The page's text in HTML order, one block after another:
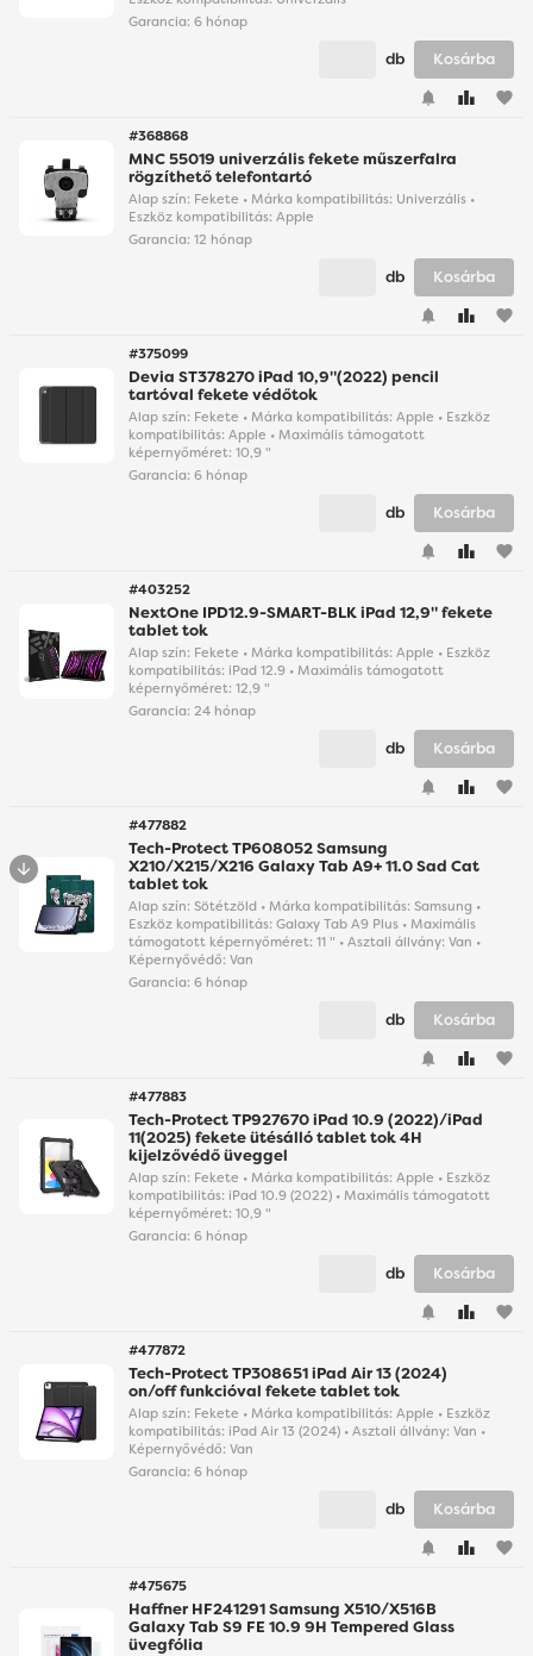
Garancia: 6 hónap
favorite
db Kosárba
#368868
MNC 55019 univerzális fekete műszerfalra
rögzíthető telefontartó
Alap szín: Fekete • Márka kompatibilitás: Univerzális •
Eszköz kompatibilitás: Apple
Garancia: 12 hónap
favorite
db Kosárba
#375099
Devia ST378270 iPad 10,9"(2022) pencil
tartóval fekete védőtok
Alap szín: Fekete • Márka kompatibilitás: Apple • Eszköz
kompatibilitás: Apple • Maximális támogatott
képernyőméret: 10,9 "
Garancia: 6 hónap
favorite
db Kosárba
#403252
NextOne IPD12.9-SMART-BLK iPad 12,9" fekete
tablet tok
Alap szín: Fekete • Márka kompatibilitás: Apple • Eszköz
kompatibilitás: iPad 12.9 • Maximális támogatott
képernyőméret: 12,9 "
Garancia: 24 hónap
favorite
db Kosárba
#477882
Tech-Protect TP608052 Samsung
X210/X215/X216 Galaxy Tab A9+ 11.0 Sad Cat
tablet tok
Alap szín: Sötétzöld • Márka kompatibilitás: Samsung •
Eszköz kompatibilitás: Galaxy Tab A9 Plus • Maximális
támogatott képernyőméret: 11 " • Asztali állvány: Van •
Képernyővédő: Van
Garancia: 6 hónap
favorite
db Kosárba
#477883
Tech-Protect TP927670 iPad 10.9 (2022)/iPad
11(2025) fekete ütésálló tablet tok 4H
kijelzővédő üveggel
Alap szín: Fekete • Márka kompatibilitás: Apple • Eszköz
kompatibilitás: iPad 10.9 (2022) • Maximális támogatott
képernyőméret: 10,9 "
Garancia: 6 hónap
favorite
db Kosárba
#477872
Tech-Protect TP308651 iPad Air 13 (2024)
on/off funkcióval fekete tablet tok
Alap szín: Fekete • Márka kompatibilitás: Apple • Eszköz
kompatibilitás: iPad Air 13 (2024) • Asztali állvány: Van •
Képernyővédő: Van
Garancia: 6 hónap
favorite
db Kosárba
#475675
Haffner HF241291 Samsung X510/X516B
Galaxy Tab S9 FE 10.9 9H Tempered Glass
üvegfólia